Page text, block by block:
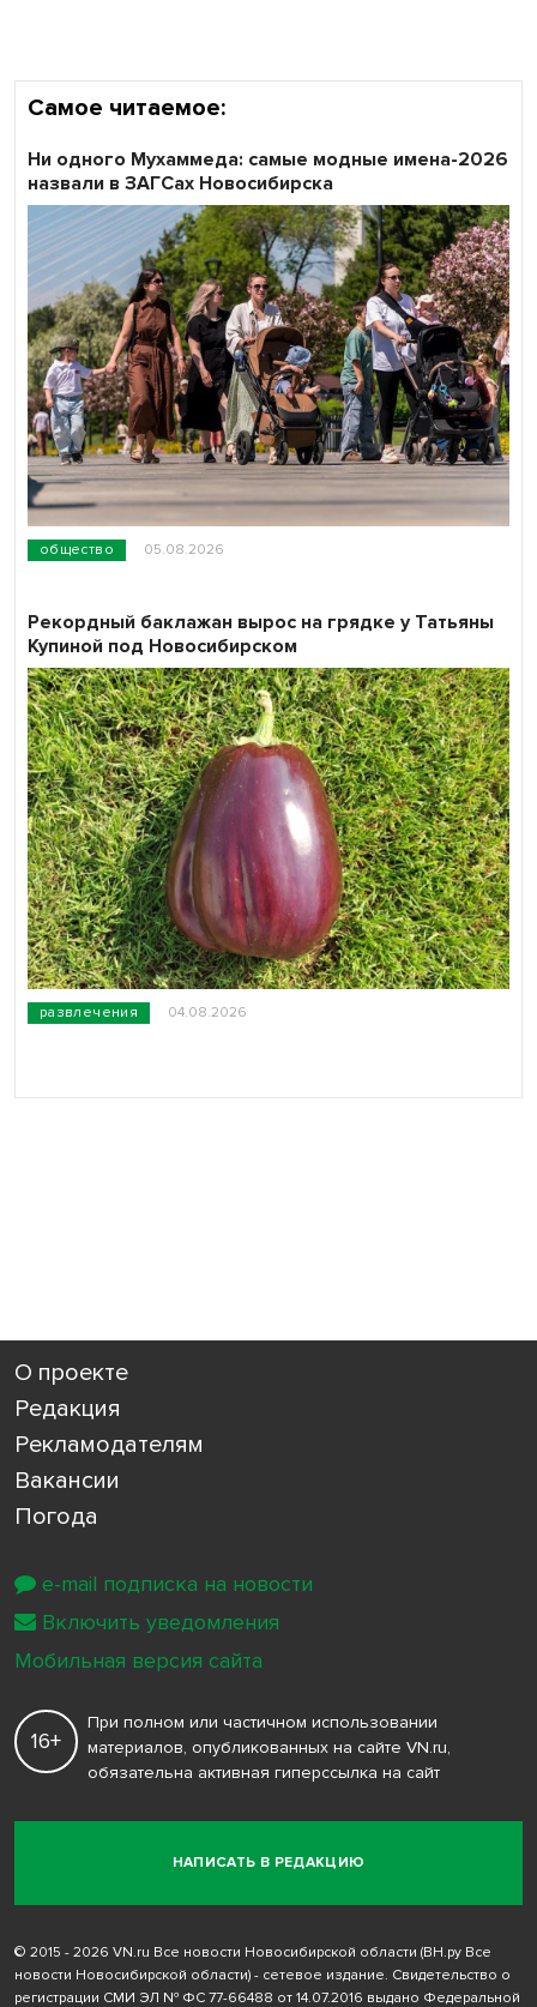
Самое читаемое:
общество 05.08.2026
Ни одного Мухаммеда: самые модные имена-2026
назвали в ЗАГСах Новосибирска
развлечения 04.08.2026
Рекордный баклажан вырос на грядке у Татьяны
Купиной под Новосибирском
О проекте
Редакция
Рекламодателям
Вакансии
Погода
НАПИСАТЬ В РЕДАКЦИЮ
16+
При полном или частичном использовании
материалов, опубликованных на сайте VN.ru,
обязательна активная гиперссылка на сайт
© 2015 - 2026 VN.ru Все новости Новосибирской области (ВН.ру Все
новости Новосибирской области) - сетевое издание. Свидетельство о
регистрации СМИ ЭЛ № ФС 77-66488 от 14.07.2016 выдано Федеральной
e-mail подписка на новости
Включить уведомления
Мобильная версия сайта